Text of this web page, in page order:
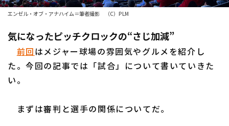
ファーム東地区
ファーム中地区
ファーム西地区
交流戦
選手名鑑トップ
北海道日本ハムファイターズ
東北楽天ゴールデンイーグルス
千葉ロッテマリーンズ
エンゼル・オブ・アナハイム＝筆者撮影 （C）PLM
気になったピッチクロックの“さじ加減”
前回はメジャー球場の雰囲気やグルメを紹介し
た。今回の記事では「試合」について書いていきた
い。
まずは審判と選手の関係についてだ。